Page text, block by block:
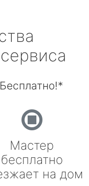
Мастер
бесплатно
на дом